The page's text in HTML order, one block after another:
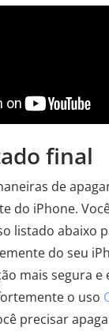
final
de
do iPhone.
listado abaixo
do seu
mais segura e
o uso
precisar